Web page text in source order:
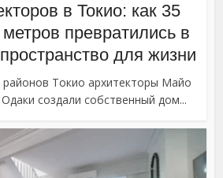
в Токио: как 35
превратились в
для жизни
Токио архитекторы Майо
создали собственный дом...